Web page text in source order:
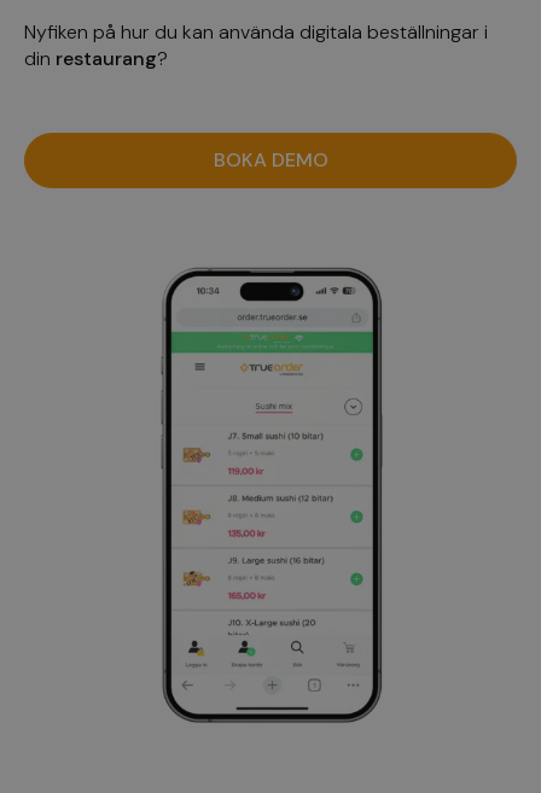
Nyfiken på hur du kan använda digitala beställningar i
din restaurang?
BOKA DEMO